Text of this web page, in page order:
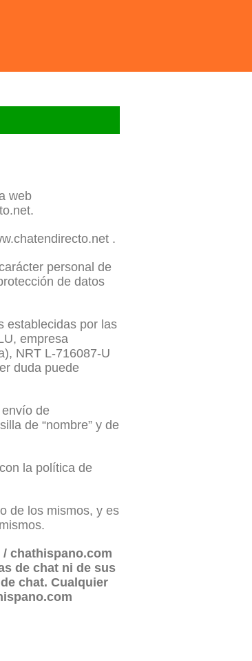
web
.
personal de
de datos
establecidas por las
empresa
NRT L-716087-U
duda puede
de
de “nombre” y de
la política de
de los mismos, y es
chathispano.com
de chat ni de sus
chat. Cualquier